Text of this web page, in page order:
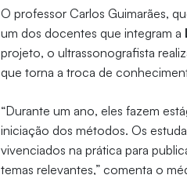
O professor Carlos Guimarães,
um dos docentes que integram a
projeto, o ultrassonografista
que torna a troca de
“Durante um ano, eles fazem
iniciação dos métodos. Os
vivenciados na prática para
temas relevantes,” comenta o